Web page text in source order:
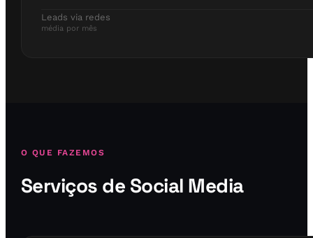
Leads via redes
média por mês
O QUE FAZEMOS
Serviços de Social Media